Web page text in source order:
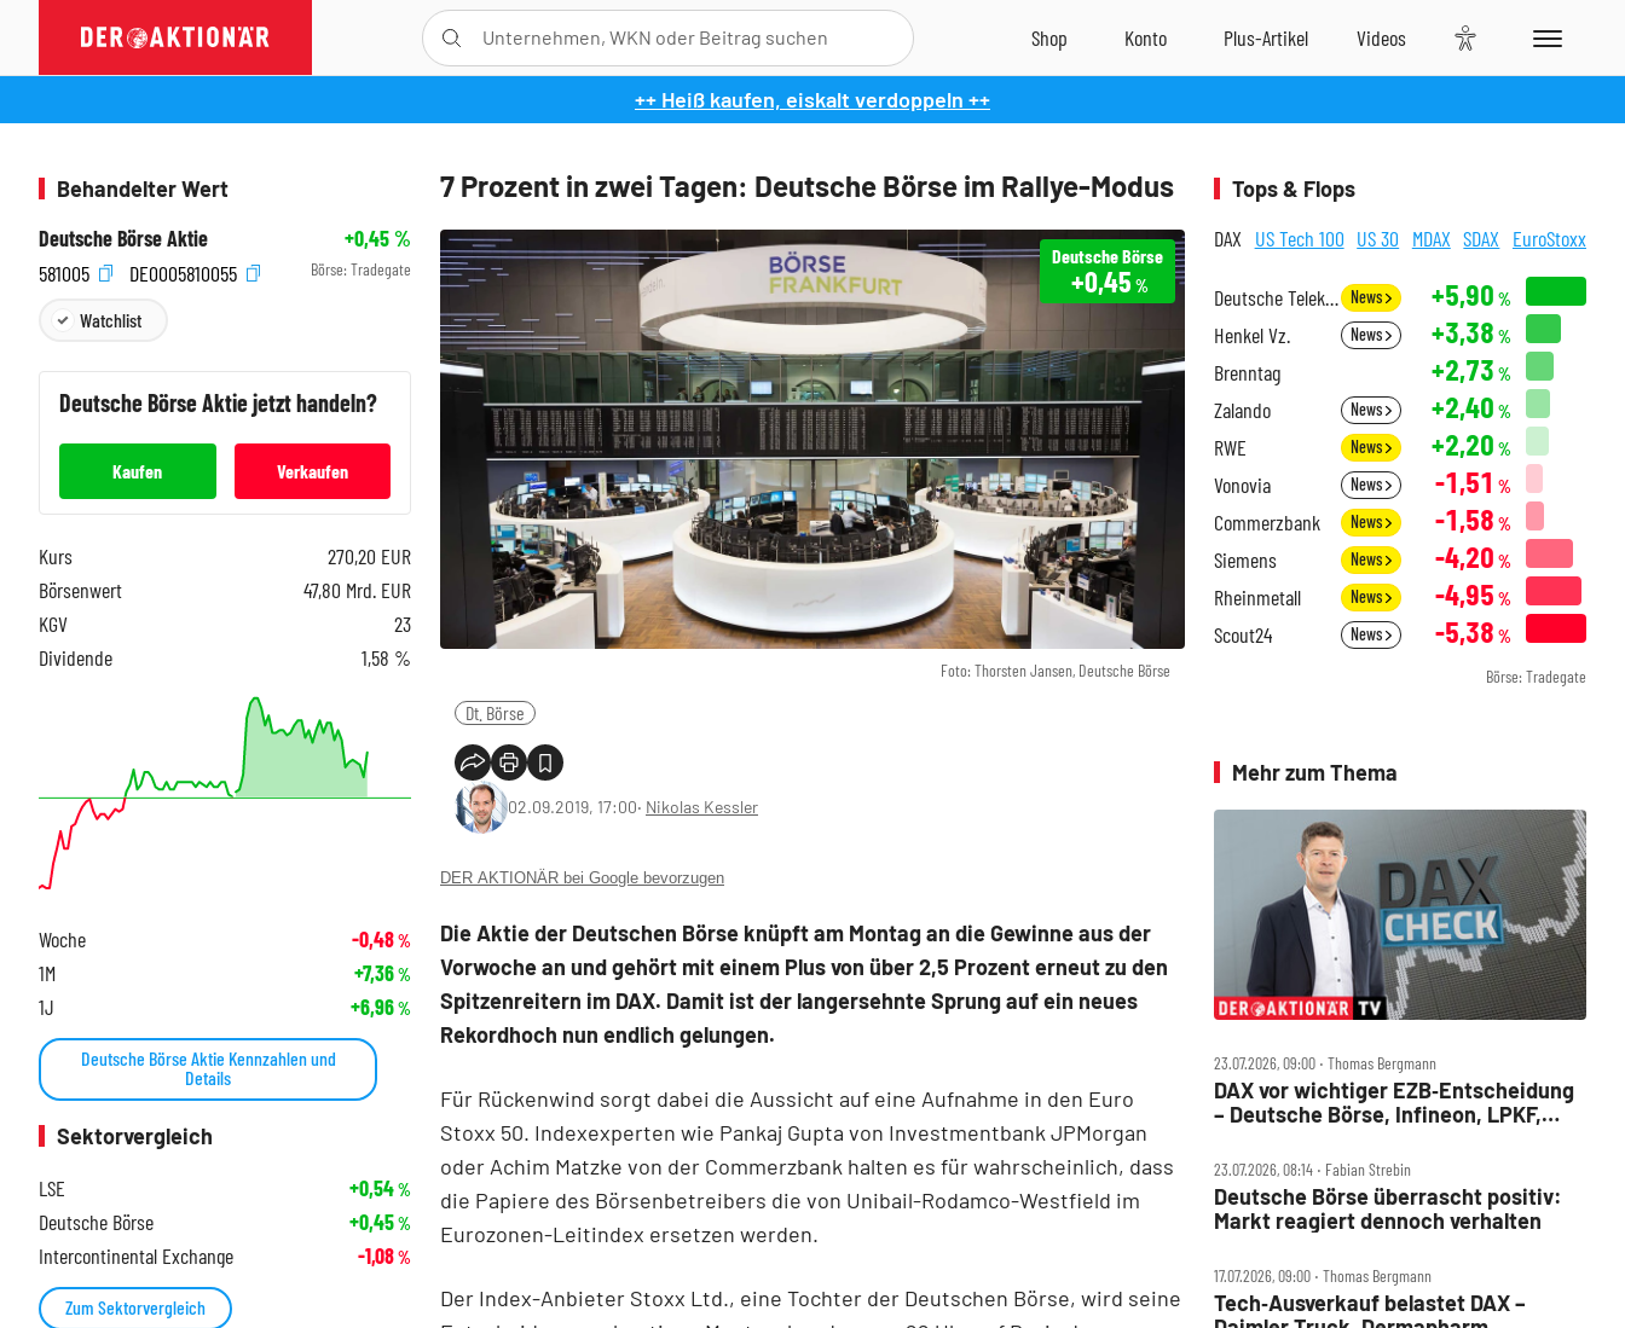
++ Heiß kaufen, eiskalt verdoppeln ++
7 Prozent in zwei Tagen: Deutsche Börse im Rallye-Modus
Foto: Thorsten Jansen, Deutsche Börse
Deutsche Börse
+0,45 %
Dt. Börse
02.09.2019, 17:00‧ Nikolas Kessler
DER AKTIONÄR bei Google bevorzugen
Die Aktie der Deutschen Börse knüpft am Montag an die Gewinne aus der
Vorwoche an und gehört mit einem Plus von über 2,5 Prozent erneut zu den
Spitzenreitern im DAX. Damit ist der langersehnte Sprung auf ein neues
Rekordhoch nun endlich gelungen.
Für Rückenwind sorgt dabei die Aussicht auf eine Aufnahme in den Euro
Stoxx 50. Indexexperten wie Pankaj Gupta von Investmentbank JPMorgan
oder Achim Matzke von der Commerzbank halten es für wahrscheinlich, dass
die Papiere des Börsenbetreibers die von Unibail-Rodamco-Westfield im
Eurozonen-Leitindex ersetzen werden.
Der Index-Anbieter Stoxx Ltd., eine Tochter der Deutschen Börse, wird seine
Behandelter Wert
Deutsche Börse Aktie
+0,45%
581005
DE0005810055 Börse: Tradegate
Watchlist
Deutsche BörseAktie jetzt handeln?
Kaufen Verkaufen
Kurs 270,20 EUR
Börsenwert
47,80 Mrd. EUR
KGV
23
Dividende
1,58 %
Woche -0,48%
1M +7,36%
1J +6,96%
Deutsche Börse Aktie Kennzahlen und
Details
Sektorvergleich
LSE
+0,54%
Deutsche Börse +0,45%
Intercontinental Exchange -1,08%
Zum Sektorvergleich
Tops & Flops
DAX US Tech 100 US 30 MDAX SDAX EuroStoxx
Deutsche Telekom News +5,90 %
Henkel Vz. News +3,38 %
Brenntag +2,73 %
Zalando News +2,40 %
RWE News +2,20 %
Vonovia News -1,51 %
Commerzbank News -1,58 %
Siemens News -4,20 %
Rheinmetall News -4,95 %
Scout24 News -5,38 %
Börse: Tradegate
Mehr zum Thema
23.07.2026, 09:00 ‧ Thomas Bergmann
DAX vor wichtiger EZB‑Entscheidung
– Deutsche Börse, Infineon, LPKF,
23.07.2026, 08:14 ‧ Fabian Strebin
Deutsche Börse überrascht positiv:
Markt reagiert dennoch verhalten
17.07.2026, 09:00 ‧ Thomas Bergmann
Tech‑Ausverkauf belastet DAX –